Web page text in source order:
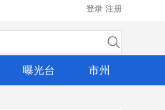
登录 注册
曝光台 市州